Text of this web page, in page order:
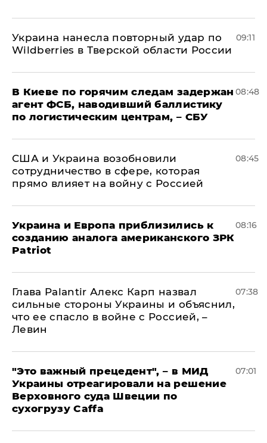
Украина нанесла повторный удар по
Wildberries в Тверской области России
09:11
В Киеве по горячим следам задержан
агент ФСБ, наводивший баллистику
по логистическим центрам, – СБУ
08:48
США и Украина возобновили
сотрудничество в сфере, которая
прямо влияет на войну с Россией
08:45
Украина и Европа приблизились к
созданию аналога американского ЗРК
Patriot
08:16
Глава Palantir Алекс Карп назвал
сильные стороны Украины и объяснил,
что ее спасло в войне с Россией, –
Левин
07:38
"Это важный прецедент", – в МИД
Украины отреагировали на решение
Верховного суда Швеции по
сухогрузу Caffa
07:01